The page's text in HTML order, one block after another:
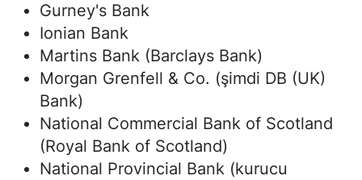
Gurney's Bank
Ionian Bank
Martins Bank (Barclays Bank)
Morgan Grenfell & Co. (şimdi DB (UK)
Bank)
National Commercial Bank of Scotland
(Royal Bank of Scotland)
National Provincial Bank (kurucu